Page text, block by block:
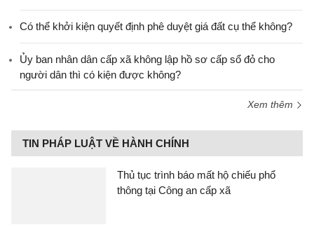
Có thể khởi kiện quyết định phê duyệt giá đất cụ thể không?
Ủy ban nhân dân cấp xã không lập hồ sơ cấp sổ đỏ cho
người dân thì có kiện được không?
Xem thêm
TIN PHÁP LUẬT VỀ HÀNH CHÍNH
Thủ tục trình báo mất hộ chiếu phổ
thông tại Công an cấp xã